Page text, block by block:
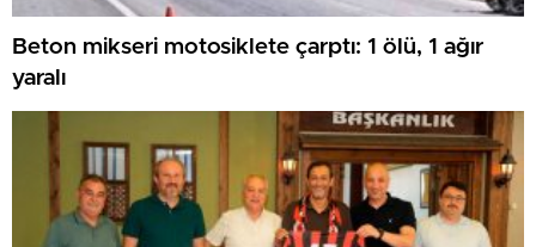
Beton mikseri motosiklete çarptı: 1 ölü, 1 ağır
yaralı